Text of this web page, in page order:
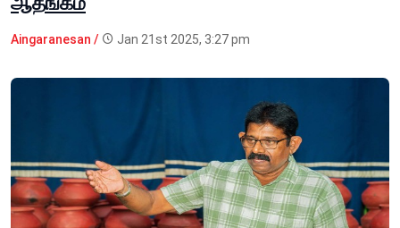
Aingaranesan / Jan 21st 2025, 3:27 pm